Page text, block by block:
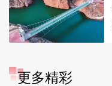
更多精彩